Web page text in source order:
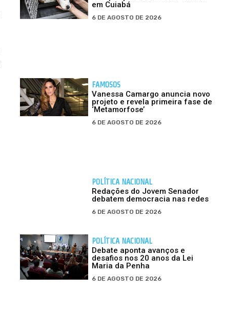
em Cuiabá
6 DE AGOSTO DE 2026
FAMOSOS
Vanessa Camargo anuncia novo
projeto e revela primeira fase de
‘Metamorfose’
6 DE AGOSTO DE 2026
POLÍTICA NACIONAL
Redações do Jovem Senador
debatem democracia nas redes
6 DE AGOSTO DE 2026
POLÍTICA NACIONAL
Debate aponta avanços e
desafios nos 20 anos da Lei
Maria da Penha
6 DE AGOSTO DE 2026